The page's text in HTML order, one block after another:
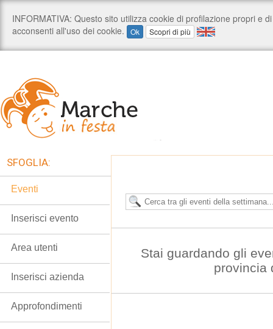
Stai guardando gli
provincia
SFOGLIA:
Eventi
Inserisci evento
Area utenti
Inserisci azienda
Approfondimenti